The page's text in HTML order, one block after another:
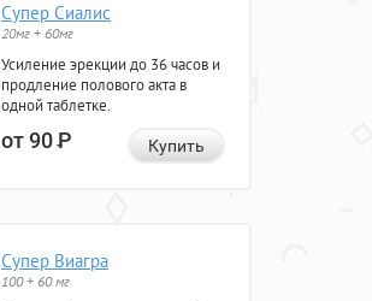
Супер Сиалис
20мг + 60мг
Усиление эрекции до 36 часов и
продление полового акта в
одной таблетке.
от 90Р Купить
Супер Виагра
100 + 60 мг